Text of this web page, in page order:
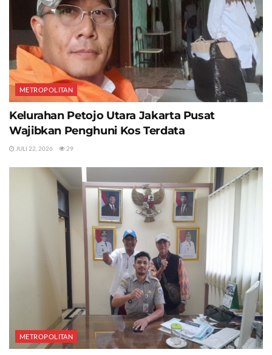
METROPOLITAN
Kelurahan Petojo Utara Jakarta Pusat
Wajibkan Penghuni Kos Terdata
JULI 22, 2026 29
METROPOLITAN